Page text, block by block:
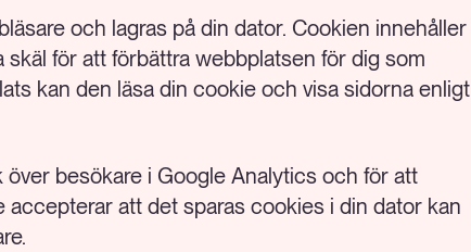
och lagras på din dator. Cookien innehåller
för att förbättra webbplatsen för dig som
kan den läsa din cookie och visa sidorna enligt
besökare i Google Analytics och för att
att det sparas cookies i din dator kan